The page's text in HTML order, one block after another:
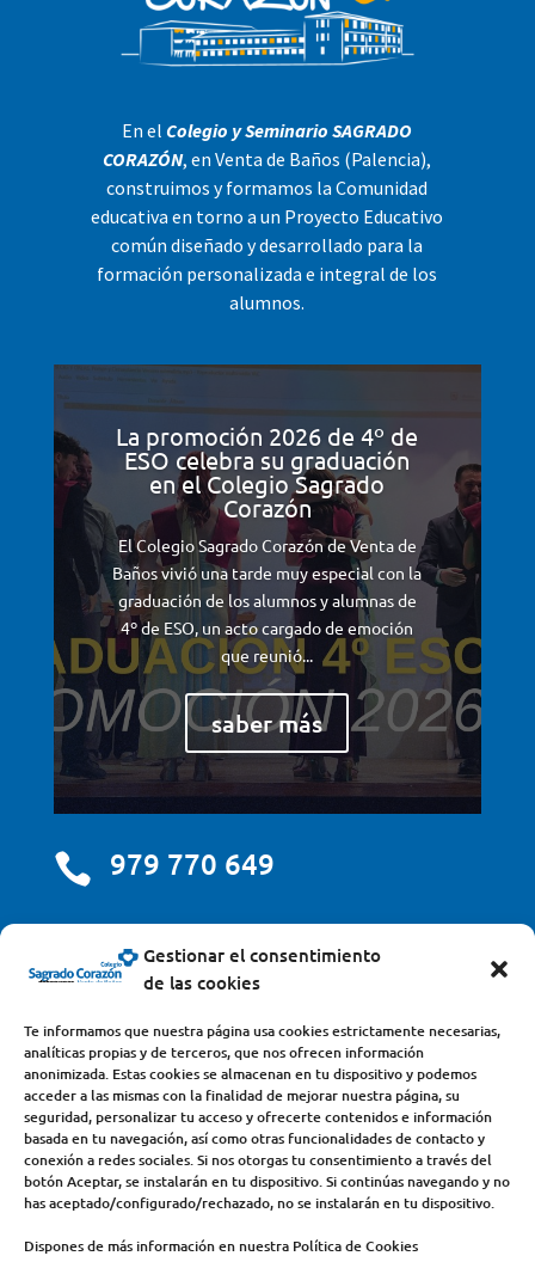
Gestionar el consentimiento
de las cookies
Te informamos que nuestra página usa cookies estrictamente necesarias,
analíticas propias y de terceros, que nos ofrecen información
anonimizada. Estas cookies se almacenan en tu dispositivo y podemos
acceder a las mismas con la finalidad de mejorar nuestra página, su
seguridad, personalizar tu acceso y ofrecerte contenidos e información
basada en tu navegación, así como otras funcionalidades de contacto y
conexión a redes sociales. Si nos otorgas tu consentimiento a través del
botón Aceptar, se instalarán en tu dispositivo. Si continúas navegando y no
has aceptado/configurado/rechazado, no se instalarán en tu dispositivo.
Dispones de más información en nuestra Política de Cookies
En el Colegio y Seminario SAGRADO
CORAZÓN, en Venta de Baños (Palencia),
construimos y formamos la Comunidad
educativa en torno a un Proyecto Educativo
común diseñado y desarrollado para la
formación personalizada e integral de los
alumnos.
La promoción 2026 de 4º de
ESO celebra su graduación
en el Colegio Sagrado
Corazón
El Colegio Sagrado Corazón de Venta de
Baños vivió una tarde muy especial con la
graduación de los alumnos y alumnas de
4º de ESO, un acto cargado de emoción
que reunió...
saber más
 979 770 649
centro@scjdehon.com
Colegio y Seminario Sagrado Corazón
Avda. Castilla y León, s/n – 34200 – Venta de Baños
(Palencia) – Teléfono 979770649